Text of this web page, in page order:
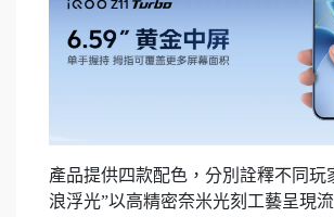
產品提供四款配色，分別詮釋不同玩
浪浮光”以高精密奈米光刻工藝呈現